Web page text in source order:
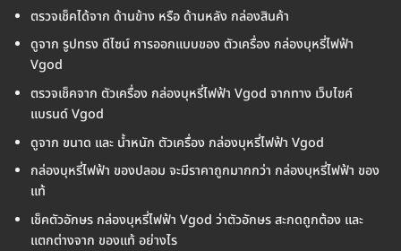
ตรวจเช็คได้จาก ด้านข้าง หรือ ด้านหลัง กล่องสินค้า
ดูจาก รูปทรง ดีไซน์ การออกแบบของ ตัวเครื่อง กล่องบุหรี่ไฟฟ้า
Vgod
ตรวจเช็คจาก ตัวเครื่อง กล่องบุหรี่ไฟฟ้า Vgod จากทาง เว็บไซค์
แบรนด์ Vgod
ดูจาก ขนาด และ น้ำหนัก ตัวเครื่อง กล่องบุหรี่ไฟฟ้า Vgod
กล่องบุหรี่ไฟฟ้า ของปลอม จะมีราคาถูกมากกว่า กล่องบุหรี่ไฟฟ้า ของ
แท้
เช็คตัวอักษร กล่องบุหรี่ไฟฟ้า Vgod ว่าตัวอักษร สะกดถูกต้อง และ
แตกต่างจาก ของแท้ อย่างไร